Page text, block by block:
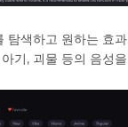
탐색하고 원하는 효
기, 괴물 등의 음성